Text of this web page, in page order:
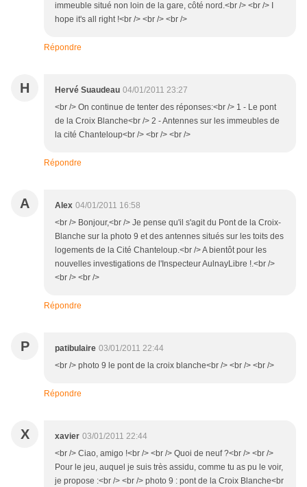
immeuble situé non loin de la gare, côté nord.<br /> <br /> I
hope it's all right !<br /> <br /> <br />
Répondre
H Hervé Suaudeau 04/01/2011 23:27
<br /> On continue de tenter des réponses:<br /> 1 - Le pont
de la Croix Blanche<br /> 2 - Antennes sur les immeubles de
la cité Chanteloup<br /> <br /> <br />
Répondre
A Alex 04/01/2011 16:58
<br /> Bonjour,<br /> Je pense qu'il s'agit du Pont de la Croix-
Blanche sur la photo 9 et des antennes situés sur les toits des
logements de la Cité Chanteloup.<br /> A bientôt pour les
nouvelles investigations de l'Inspecteur AulnayLibre !.<br />
<br /> <br />
Répondre
P patibulaire 03/01/2011 22:44
<br /> photo 9 le pont de la croix blanche<br /> <br /> <br />
Répondre
X xavier 03/01/2011 22:44
<br /> Ciao, amigo !<br /> <br /> Quoi de neuf ?<br /> <br />
Pour le jeu, auquel je suis très assidu, comme tu as pu le voir,
je propose :<br /> <br /> photo 9 : pont de la Croix Blanche<br